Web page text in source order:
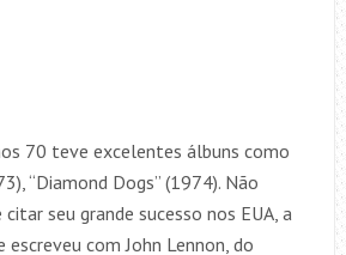
70 teve excelentes álbuns como
“Diamond Dogs” (1974). Não
seu grande sucesso nos EUA, a
escreveu com John Lennon, do